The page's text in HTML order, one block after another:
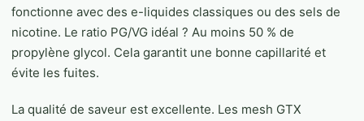
fonctionne avec des e-liquides classiques ou des sels de
nicotine. Le ratio PG/VG idéal ? Au moins 50 % de
propylène glycol. Cela garantit une bonne capillarité et
évite les fuites.
La qualité de saveur est excellente. Les mesh GTX